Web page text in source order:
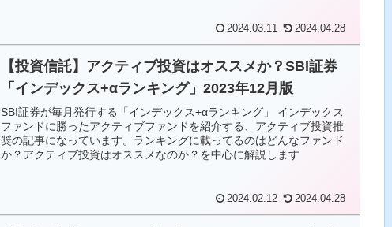
2024.03.11 2024.04.28
【投資信託】アクティブ投資はオススメか？SBI証券
「インデックス+αランキング」2023年12月版
SBI証券が毎月発行する「インデックス+αランキング」 インデックス
ファンドに勝ったアクティブファンドを紹介する、アクティブ投資推
奨の記事になっています。ランキングに載ってるのはどんなファンド
か？アクティブ投資はオススメなのか？を中心に解説します
2024.02.12 2024.04.28